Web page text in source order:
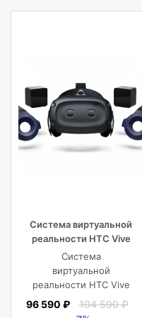
Система виртуальной
реальности HTC Vive
Cosmos Elite
Система
виртуальной
реальности HTC Vive
Cosmos Elite
96 590 ₽
104 590 ₽